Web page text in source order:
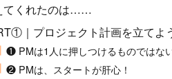
てくれたのは……
｜プロジェクト計画を立てよ
❶ PMは1人に押しつけるものではな
❷ PMは、スタートが肝心！